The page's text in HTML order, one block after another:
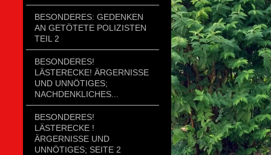
BESONDERES: GEDENKEN
AN GETÖTETE POLIZISTEN
TEIL 2
BESONDERES!
LÄSTERECKE! ÄRGERNISSE
UND UNNÖTIGES;
NACHDENKLICHES...
BESONDERES!
LÄSTERECKE !
ÄRGERNISSE UND
UNNÖTIGES; SEITE 2